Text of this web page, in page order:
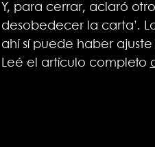
Y, para cerrar, aclaró
desobedecer la carta’.
ahí sí puede haber
Leé el artículo completo